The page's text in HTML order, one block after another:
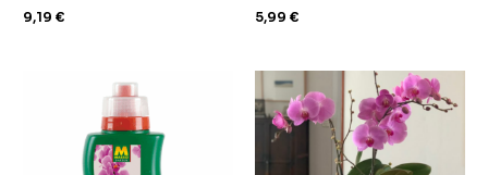
9,19€ 5,99 €
Plage
de
prix :
6,95 €
à
16,95 €